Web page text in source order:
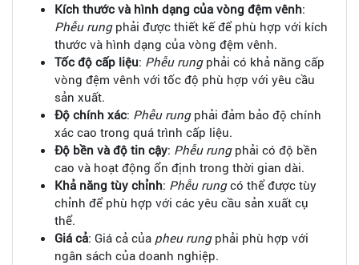
Kích thước và hình dạng của vòng đệm vênh:
Phễu rungphải được thiết kế để phù hợp với kích
thước và hình dạng của vòng đệm vênh.
Tốc độ cấp liệu: Phễu rungphải có khả năng cấp
vòng đệm vênh với tốc độ phù hợp với yêu cầu
sản xuất.
Độ chính xác: Phễu rungphải đảm bảo độ chính
xác cao trong quá trình cấp liệu.
Độ bền và độ tin cậy: Phễu rungphải có độ bền
cao và hoạt động ổn định trong thời gian dài.
Khả năng tùy chỉnh: Phễu rungcó thể được tùy
chỉnh để phù hợp với các yêu cầu sản xuất cụ
thể.
Giá cả: Giá cả của pheu rungphải phù hợp với
ngân sách của doanh nghiệp.